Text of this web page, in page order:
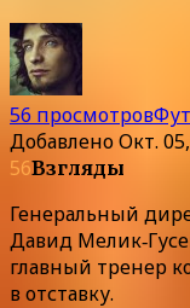
56 просмотров
ДобавленоОкт.
56Взгляды
Генеральный
Давид
главный тренер
в отставку.